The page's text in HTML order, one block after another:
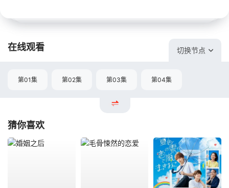
在线观看 切换节点
第01集 第02集 第03集 第04集
猜你喜欢